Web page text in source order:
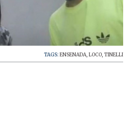
TAGS: ENSENADA, LOCO, TINELLI